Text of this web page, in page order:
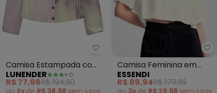
Lunender - Camisa
Camisa Estampada com
Decote em V (Roxo)
LUNENDER
R$ 77,96R$ 194,90
Camisa Feminina em
Viscose Sarjada (Natural)
ESSENDI
R$ 89,94R$ 179,99